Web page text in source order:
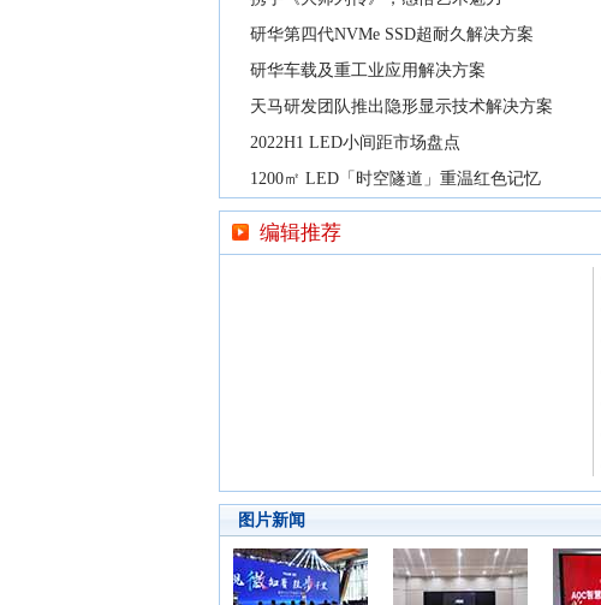
研华第四代NVMe SSD超耐久解决方案
研华车载及重工业应用解决方案
天马研发团队推出隐形显示技术解决方案
2022H1 LED小间距市场盘点
1200㎡ LED「时空隧道」重温红色记忆
编辑推荐
图片新闻